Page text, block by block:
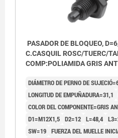
PASADOR DE BLOQUEO,
C.CASQUIL ROSC/TUERC/
COMP:POLIAMIDA GRIS
DIÁMETRO DE PERNO DE
LONGITUD DE EMPUÑADURA=31,1
COLOR DEL COMPONENTE=GRIS
D1=M12X1,5 D2=12 L=48,4
SW=19 FUERZA DEL MUELLE